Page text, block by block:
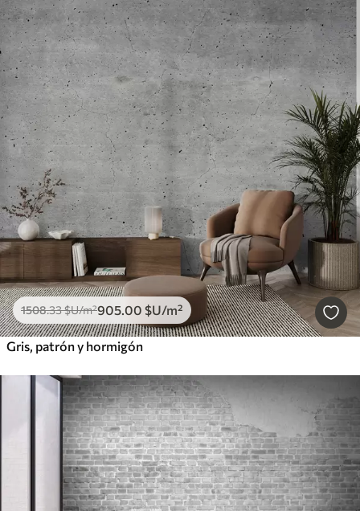
1508.33$U/m²905.00 $U/m²
Gris, patrón y hormigón